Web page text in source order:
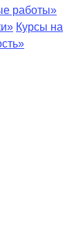
работы»
Курсы на